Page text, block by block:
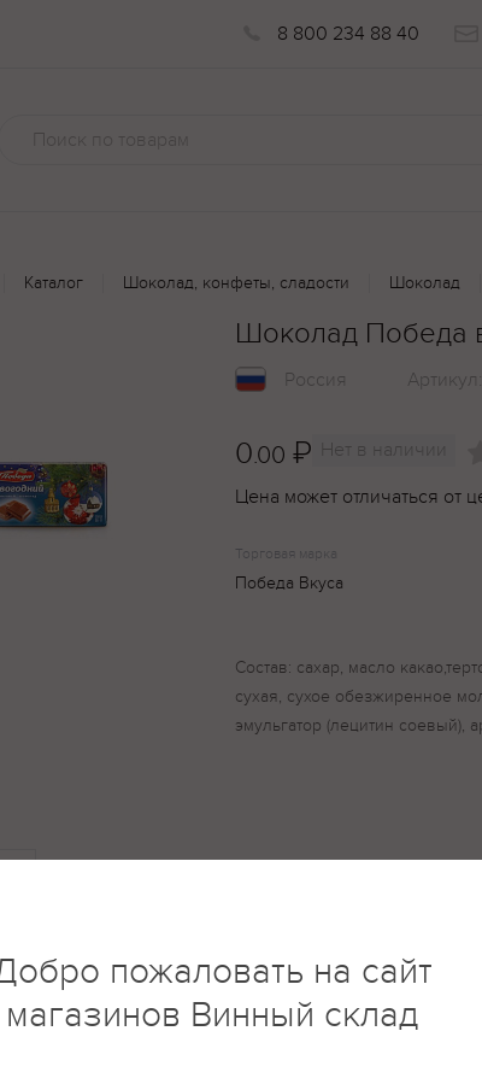
8 800 234 88 40
Каталог Шоколад, конфеты, сладости Шоколад
Шоколад Победа
Россия Артикул:
0.00 ₽ Нет в наличии
Цена может отличаться от
Торговая марка
Победа Вкуса
Состав: сахар, масло
сухая, сухое обезжиренное
эмульгатор (лецитин соевый),
пожаловать на сайт
магазинов Винный склад